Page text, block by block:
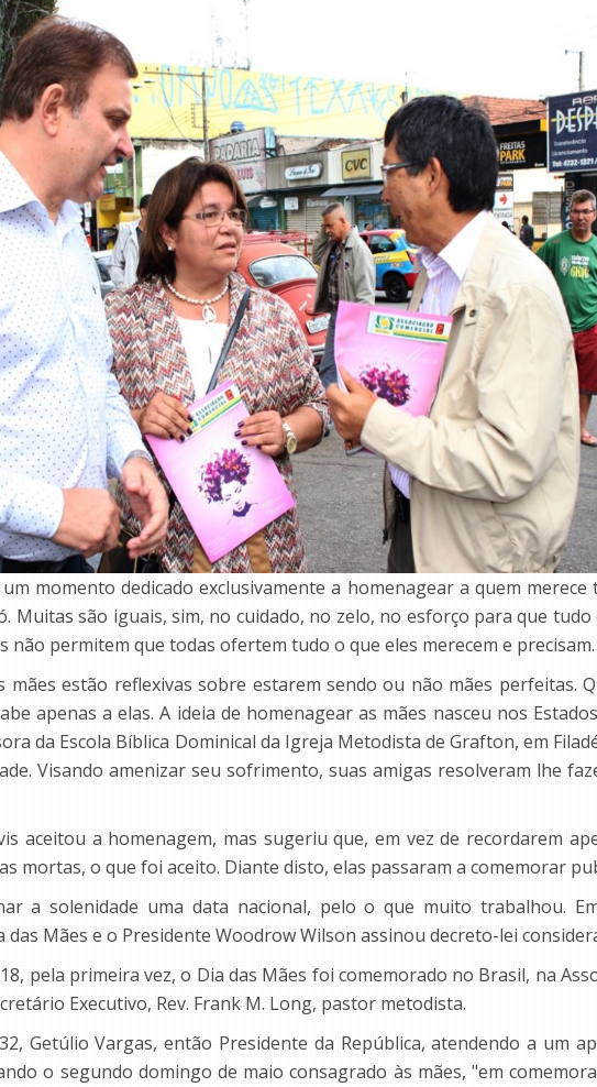
um momento dedicado exclusivamente a homenagear a quem
Muitas são iguais, sim, no cuidado, no zelo, no esforço para que
não permitem que todas ofertem tudo o que eles merecem e precisam.
mães estão reflexivas sobre estarem sendo ou não mães perfeitas.
apenas a elas. A ideia de homenagear as mães nasceu nos
da Escola Bíblica Dominical da Igreja Metodista de Grafton, em
Visando amenizar seu sofrimento, suas amigas resolveram lhe
aceitou a homenagem, mas sugeriu que, em vez de recordarem
mortas, o que foi aceito. Diante disto, elas passaram a comemorar
a solenidade uma data nacional, pelo o que muito trabalhou.
das Mães e o Presidente Woodrow Wilson assinou decreto-lei
pela primeira vez, o Dia das Mães foi comemorado no Brasil, na
Executivo, Rev. Frank M. Long, pastor metodista.
Getúlio Vargas, então Presidente da República, atendendo a um
o segundo domingo de maio consagrado às mães, "em